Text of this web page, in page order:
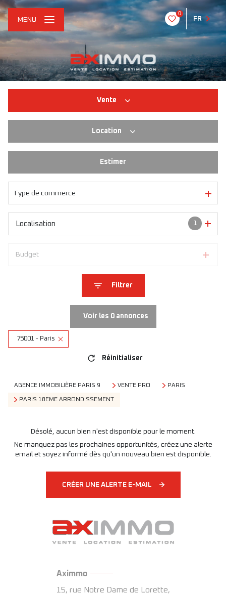
0
FR
MENU
Vente
Location
Estimer
Type de commerce
1
Localisation
Budget
Filtrer
Voir les 0annonces
75001 - Paris
Réinitialiser
AGENCE IMMOBILIÈRE PARIS 9 VENTE PRO PARIS
PARIS 18EME ARRONDISSEMENT
Désolé, aucun bien n'est disponible pour le moment.
Ne manquez pas les prochaines opportunités, créez une alerte
email et soyez informé dès qu'un nouveau bien est disponible.
CRÉER UNE ALERTE E-MAIL
Aximmo
15, rue Notre Dame de Lorette,